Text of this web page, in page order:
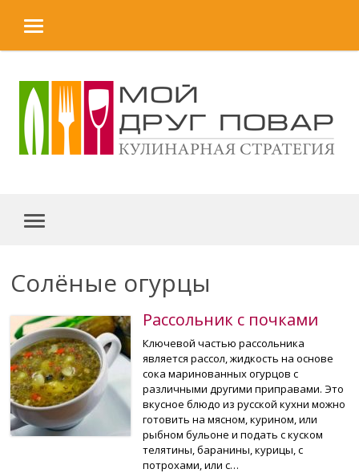
MENU
MENU
Солёные огурцы
Рассольник с почками
Ключевой частью рассольника
является рассол, жидкость на основе
сока маринованных огурцов с
различными другими приправами. Это
вкусное блюдо из русской кухни можно
готовить на мясном, курином, или
рыбном бульоне и подать с куском
телятины, баранины, курицы, с
потрохами, или с…